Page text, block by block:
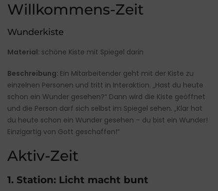
Willkommens-Zeit
Wunderkiste
Material: schöne Kiste mit Spiegel darin
Beschreibung: Ein Mitarbeitender geht mit der Kiste zu
einzelnen Personen und tritt in Interaktion. „Hast du heute
schon ein Wunder gesehen?“ Dann wird die Kiste geöffnet
und die Person darf sich selbst im Spiegel sehen. „Klar hat
du heute schon ein Wunder gesehen – du bist ein Wunder!
Einzigartig von Gott geschaffen!“
Aktiv-Zeit
1. Station: Licht macht bunt